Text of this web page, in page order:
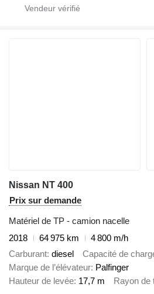
Nissan NT 400
Prix sur demande
Matériel de TP - camion nacelle
2018
64 975 km
4 800 m/h
Carburant diesel Capacité de
Marque de l’élévateur Palfinger
Hauteur de levée 17,7 m Rayon de